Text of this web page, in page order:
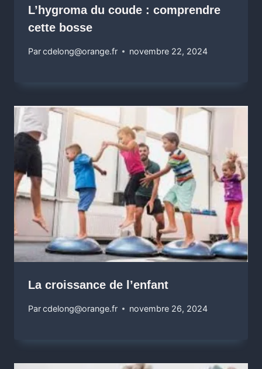
L’hygroma du coude : comprendre
cette bosse
Parcdelong@orange.fr novembre 22, 2024
La croissance de l’enfant
Parcdelong@orange.fr novembre 26, 2024